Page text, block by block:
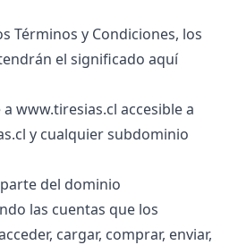
Términos y Condiciones, los
el significado aquí
a www.tiresias.cl accesible a
y cualquier subdominio
del dominio
las cuentas que los
cargar, comprar, enviar,